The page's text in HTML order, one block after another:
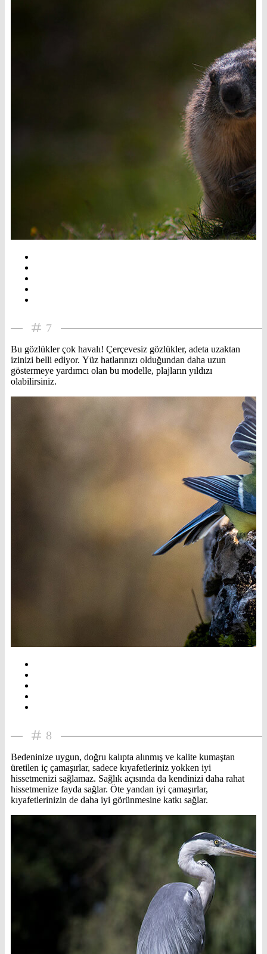
7
Bu gözlükler çok havalı! Çerçevesiz gözlükler, adeta uzaktan
izinizi belli ediyor. Yüz hatlarınızı olduğundan daha uzun
göstermeye yardımcı olan bu modelle, plajların yıldızı
olabilirsiniz.
8
Bedeninize uygun, doğru kalıpta alınmış ve kalite kumaştan
üretilen iç çamaşırlar, sadece kıyafetleriniz yokken iyi
hissetmenizi sağlamaz. Sağlık açısında da kendinizi daha rahat
hissetmenize fayda sağlar. Öte yandan iyi çamaşırlar,
kıyafetlerinizin de daha iyi görünmesine katkı sağlar.